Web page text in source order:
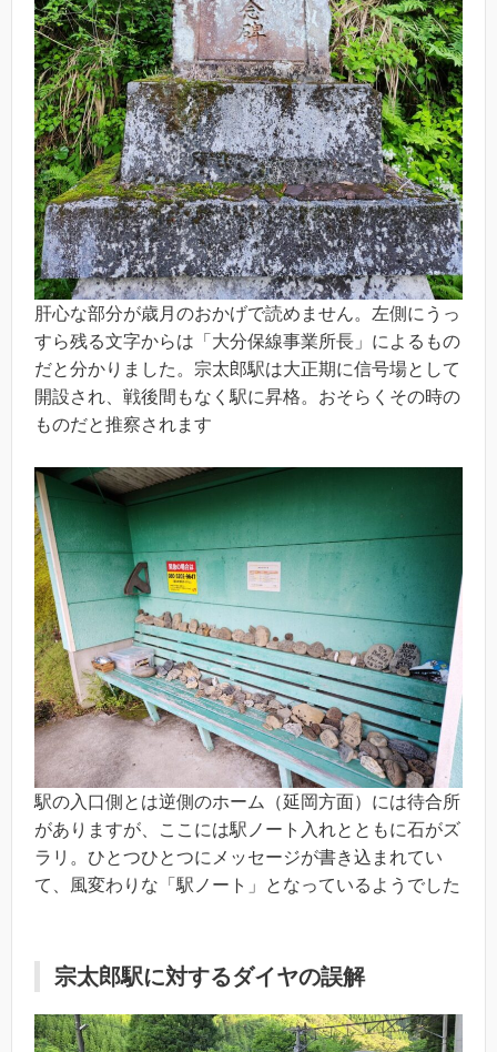
肝心な部分が歳月のおかげで読めません。左側にうっ
すら残る文字からは「大分保線事業所長」によるもの
だと分かりました。宗太郎駅は大正期に信号場として
開設され、戦後間もなく駅に昇格。おそらくその時の
ものだと推察されます
駅の入口側とは逆側のホーム（延岡方面）には待合所
がありますが、ここには駅ノート入れとともに石がズ
ラリ。ひとつひとつにメッセージが書き込まれてい
て、風変わりな「駅ノート」となっているようでした
宗太郎駅に対するダイヤの誤解